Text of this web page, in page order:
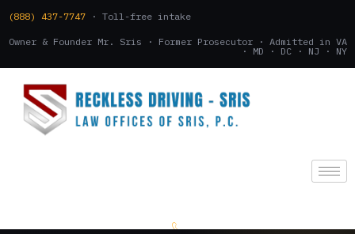
(888) 437-7747 · Toll-free intake
Owner & Founder Mr. Sris · Former Prosecutor · Admitted in VA
· MD · DC · NJ · NY